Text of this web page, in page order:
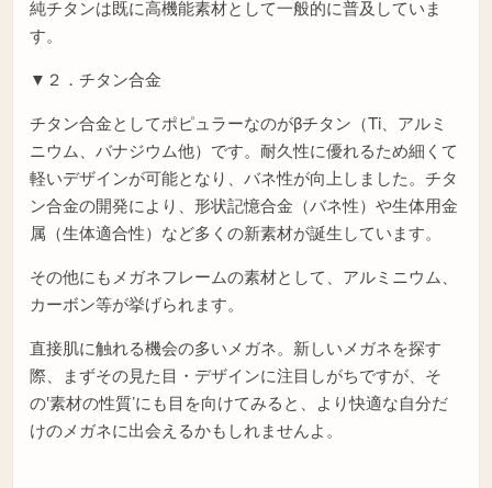
純チタンは既に高機能素材として一般的に普及していま
す。
▼２．チタン合金
チタン合金としてポピュラーなのがβチタン（Ti、アルミ
ニウム、バナジウム他）です。耐久性に優れるため細くて
軽いデザインが可能となり、バネ性が向上しました。チタ
ン合金の開発により、形状記憶合金（バネ性）や生体用金
属（生体適合性）など多くの新素材が誕生しています。
その他にもメガネフレームの素材として、アルミニウム、
カーボン等が挙げられます。
直接肌に触れる機会の多いメガネ。新しいメガネを探す
際、まずその見た目・デザインに注目しがちですが、そ
の‛素材の性質’にも目を向けてみると、より快適な自分だ
けのメガネに出会えるかもしれませんよ。